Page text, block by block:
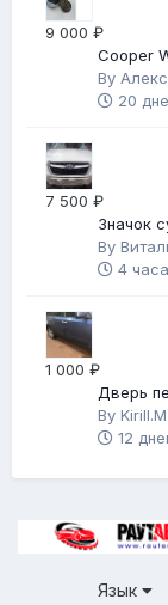
9 000 ₽
Cooper
By
20
7 500 ₽
Значок
By
4
1 000 ₽
Дверь
By Kirill.M
12
Язык